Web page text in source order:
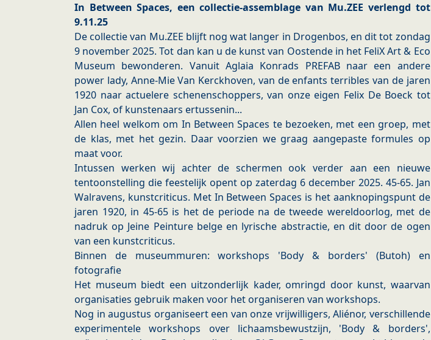
In Between Spaces, een collectie-assemblage van Mu.ZEE verlengd tot
9.11.25
De collectie van Mu.ZEE blijft nog wat langer in Drogenbos, en dit tot zondag
9 november 2025. Tot dan kan u de kunst van Oostende in het FeliX Art & Eco
Museum bewonderen. Vanuit Aglaia Konrads PREFAB naar een andere
power lady, Anne-Mie Van Kerckhoven, van de enfants terribles van de jaren
1920 naar actuelere schenenschoppers, van onze eigen Felix De Boeck tot
Jan Cox, of kunstenaars ertussenin...
Allen heel welkom om In Between Spaces te bezoeken, met een groep, met
de klas, met het gezin. Daar voorzien we graag aangepaste formules op
maat voor.
Intussen werken wij achter de schermen ook verder aan een nieuwe
tentoonstelling die feestelijk opent op zaterdag 6 december 2025. 45-65. Jan
Walravens, kunstcriticus. Met In Between Spaces is het aanknopingspunt de
jaren 1920, in 45-65 is het de periode na de tweede wereldoorlog, met de
nadruk op Jeine Peinture belge en lyrische abstractie, en dit door de ogen
van een kunstcriticus.
Binnen de museummuren: workshops 'Body & borders' (Butoh) en
fotografie
Het museum biedt een uitzonderlijk kader, omringd door kunst, waarvan
organisaties gebruik maken voor het organiseren van workshops.
Nog in augustus organiseert een van onze vrijwilligers, Aliénor, verschillende
experimentele workshops over lichaamsbewustzijn, 'Body & borders',